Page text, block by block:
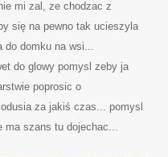
mi zal, ze chodzac z
się na pewno tak ucieszyla
do domku na wsi...
do glowy pomysl zeby ja
poprosic o
za jakiś czas... pomysl
ma szans tu dojechac...